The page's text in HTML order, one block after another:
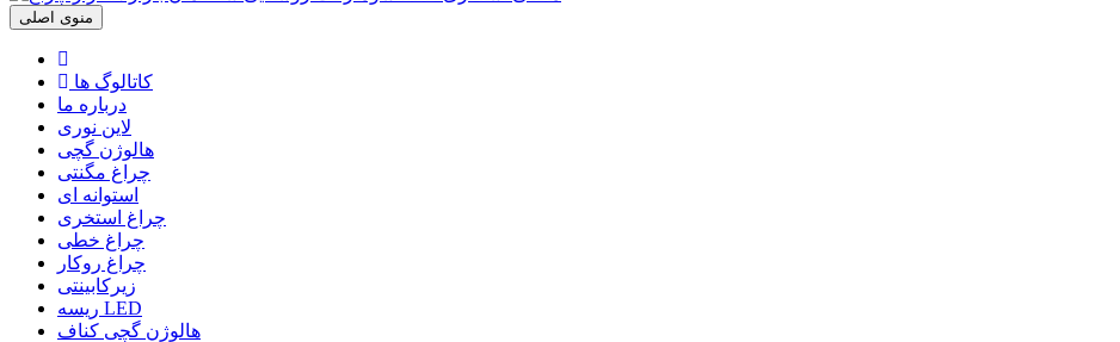
منوی
اصلی
منوی اصلی
کاتالوگ ها
درباره ما
لاین نوری
هالوژن گچی
چراغ مگنتی
استوانه ای
چراغ استخری
چراغ خطی
چراغ روکار
زیرکابینتی
ریسه LED
هالوژن گچی کناف